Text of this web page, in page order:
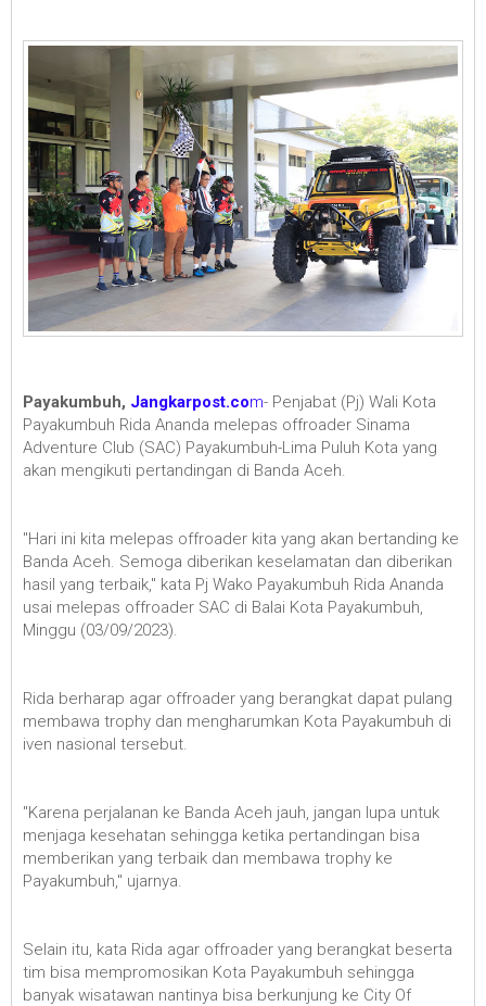
Payakumbuh, Jangkarpost.com- Penjabat (Pj) Wali Kota
Payakumbuh Rida Ananda melepas offroader Sinama
Adventure Club (SAC) Payakumbuh-Lima Puluh Kota yang
akan mengikuti pertandingan di Banda Aceh.
"Hari ini kita melepas offroader kita yang akan bertanding ke
Banda Aceh. Semoga diberikan keselamatan dan diberikan
hasil yang terbaik," kata Pj Wako Payakumbuh Rida Ananda
usai melepas offroader SAC di Balai Kota Payakumbuh,
Minggu (03/09/2023).
Rida berharap agar offroader yang berangkat dapat pulang
membawa trophy dan mengharumkan Kota Payakumbuh di
iven nasional tersebut.
"Karena perjalanan ke Banda Aceh jauh, jangan lupa untuk
menjaga kesehatan sehingga ketika pertandingan bisa
memberikan yang terbaik dan membawa trophy ke
Payakumbuh," ujarnya.
Selain itu, kata Rida agar offroader yang berangkat beserta
tim bisa mempromosikan Kota Payakumbuh sehingga
banyak wisatawan nantinya bisa berkunjung ke City Of